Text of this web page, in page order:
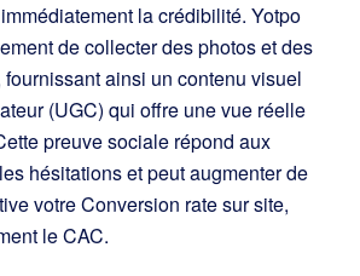
la crédibilité. Yotpo
de collecter des photos et des
ainsi un contenu visuel
(UGC) qui offre une vue réelle
preuve sociale répond aux
hésitations et peut augmenter de
votre Conversion rate sur site,
le CAC.